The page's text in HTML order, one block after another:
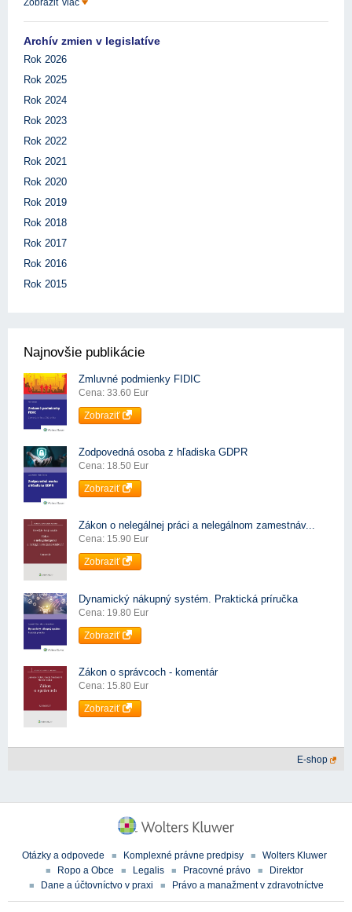
Zobraziť viac
Archív zmien v legislatíve
Rok 2026
Rok 2025
Rok 2024
Rok 2023
Rok 2022
Rok 2021
Rok 2020
Rok 2019
Rok 2018
Rok 2017
Rok 2016
Rok 2015
Najnovšie publikácie
Zmluvné podmienky FIDIC
Cena: 33.60 Eur
Zobraziť
Zodpovedná osoba z hľadiska GDPR
Cena: 18.50 Eur
Zobraziť
Zákon o nelegálnej práci a nelegálnom zamestnáv...
Cena: 15.90 Eur
Zobraziť
Dynamický nákupný systém. Praktická príručka
Cena: 19.80 Eur
Zobraziť
Zákon o správcoch - komentár
Cena: 15.80 Eur
Zobraziť
E-shop
Otázky a odpovede Komplexné právne predpisy
Wolters Kluwer
Ropo a Obce
Legalis Pracovné právo
Direktor
Dane a účtovníctvo v praxi
Právo a manažment v zdravotníctve